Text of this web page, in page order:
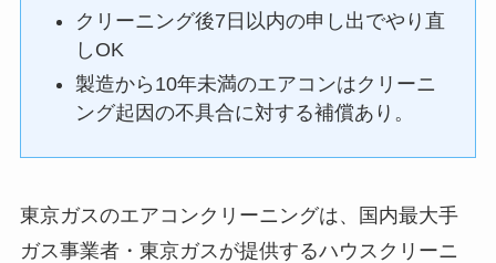
クリーニング後7日以内の申し出でやり直
しOK
製造から10年未満のエアコンはクリーニ
ング起因の不具合に対する補償あり。
東京ガスのエアコンクリーニングは、国内最大手
ガス事業者・東京ガスが提供するハウスクリーニ